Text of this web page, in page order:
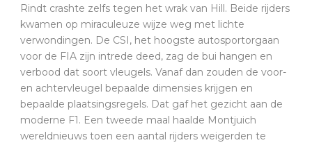
Rindt crashte zelfs tegen het wrak van Hill. Beide rijders
kwamen op miraculeuze wijze weg met lichte
verwondingen. De CSI, het hoogste autosportorgaan
voor de FIA zijn intrede deed, zag de bui hangen en
verbood dat soort vleugels. Vanaf dan zouden de voor-
en achtervleugel bepaalde dimensies krijgen en
bepaalde plaatsingsregels. Dat gaf het gezicht aan de
moderne F1. Een tweede maal haalde Montjuich
wereldnieuws toen een aantal rijders weigerden te